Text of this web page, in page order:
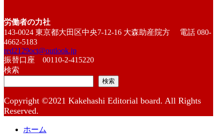
労働者の力社
143-0024 東京都大田区中央7-12-16 大森助産院方 電話 080-
4662-5183
red2129oct@outlook.jp
振替口座 00110-2-415220
検索
検索
Copyright ©2021 Kakehashi Editorial board. All Rights
Reserved.
ホーム